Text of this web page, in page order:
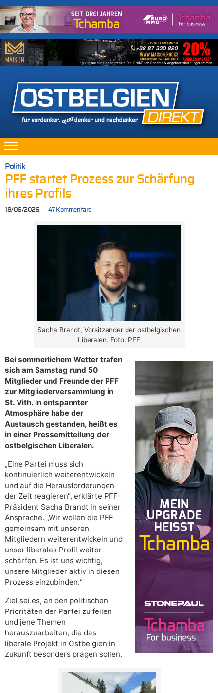
Politik
PFF startet Prozess zur Schärfung
ihres Profils
18/06/2026 47 Kommentare
Sacha Brandt, Vorsitzender der ostbelgischen
Liberalen. Foto: PFF
Bei sommerlichem Wetter trafen
sich am Samstag rund 50
Mitglieder und Freunde der PFF
zur Mitgliederversammlung in
St. Vith. In entspannter
Atmosphäre habe der
Austausch gestanden, heißt es
in einer Pressemitteilung der
ostbelgischen Liberalen.
„Eine Partei muss sich
kontinuierlich weiterentwickeln
und auf die Herausforderungen
der Zeit reagieren“, erklärte PFF-
Präsident Sacha Brandt in seiner
Ansprache. „Wir wollen die PFF
gemeinsam mit unseren
Mitgliedern weiterentwickeln und
unser liberales Profil weiter
schärfen. Es ist uns wichtig,
unsere Mitglieder aktiv in diesen
Prozess einzubinden.“
Ziel sei es, an den politischen
Prioritäten der Partei zu feilen
und jene Themen
herauszuarbeiten, die das
liberale Projekt in Ostbelgien in
Zukunft besonders prägen sollen.